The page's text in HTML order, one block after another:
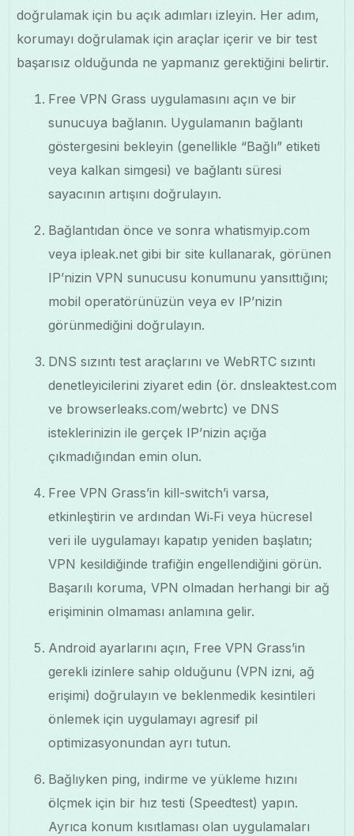
doğrulamak için bu açık adımları izleyin. Her adım,
korumayı doğrulamak için araçlar içerir ve bir test
başarısız olduğunda ne yapmanız gerektiğini belirtir.
Free VPN Grass uygulamasını açın ve bir
sunucuya bağlanın. Uygulamanın bağlantı
göstergesini bekleyin (genellikle “Bağlı” etiketi
veya kalkan simgesi) ve bağlantı süresi
sayacının artışını doğrulayın.
Bağlantıdan önce ve sonra whatismyip.com
veya ipleak.net gibi bir site kullanarak, görünen
IP’nizin VPN sunucusu konumunu yansıttığını;
mobil operatörünüzün veya ev IP’nizin
görünmediğini doğrulayın.
DNS sızıntı test araçlarını ve WebRTC sızıntı
denetleyicilerini ziyaret edin (ör. dnsleaktest.com
ve browserleaks.com/webrtc) ve DNS
isteklerinizin ile gerçek IP’nizin açığa
çıkmadığından emin olun.
Free VPN Grass’in kill-switch’i varsa,
etkinleştirin ve ardından Wi‑Fi veya hücresel
veri ile uygulamayı kapatıp yeniden başlatın;
VPN kesildiğinde trafiğin engellendiğini görün.
Başarılı koruma, VPN olmadan herhangi bir ağ
erişiminin olmaması anlamına gelir.
Android ayarlarını açın, Free VPN Grass’in
gerekli izinlere sahip olduğunu (VPN izni, ağ
erişimi) doğrulayın ve beklenmedik kesintileri
önlemek için uygulamayı agresif pil
optimizasyonundan ayrı tutun.
Bağlıyken ping, indirme ve yükleme hızını
ölçmek için bir hız testi (Speedtest) yapın.
Ayrıca konum kısıtlaması olan uygulamaları